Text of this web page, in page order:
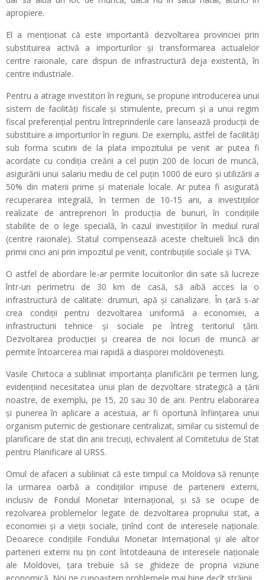
apropiere.
El a menționat că este importantă dezvoltarea provinciei prin
substituirea activă a importurilor și transformarea actualelor
centre raionale, care dispun de infrastructură deja existentă, în
centre industriale.
Pentru a atrage investitori în regiuni, se propune introducerea unui
sistem de facilități fiscale și stimulente, precum și a unui regim
fiscal preferențial pentru întreprinderile care lansează producții de
substituire a importurilor în regiuni. De exemplu, astfel de facilități
sub forma scutirii de la plata impozitului pe venit ar putea fi
acordate cu condiția creării a cel puțin 200 de locuri de muncă,
asigurării unui salariu mediu de cel puțin 1000 de euro și utilizării a
50% din materii prime și materiale locale. Ar putea fi asigurată
recuperarea integrală, în termen de 10-15 ani, a investițiilor
realizate de antreprenori în producția de bunuri, în condițiile
stabilite de o lege specială, în cazul investițiilor în mediul rural
(centre raionale). Statul compensează aceste cheltuieli încă din
primii cinci ani prin impozitul pe venit, contribuțiile sociale și TVA.
O astfel de abordare le-ar permite locuitorilor din sate să lucreze
într-un perimetru de 30 km de casă, să aibă acces la o
infrastructură de calitate: drumuri, apă și canalizare. În țară s-ar
crea condiții pentru dezvoltarea uniformă a economiei, a
infrastructurii tehnice și sociale pe întreg teritoriul țării.
Dezvoltarea producției și crearea de noi locuri de muncă ar
permite întoarcerea mai rapidă a diasporei moldovenești.
Vasile Chirtoca a subliniat importanța planificării pe termen lung,
evidențiind necesitatea unui plan de dezvoltare strategică a țării
noastre, de exemplu, pe 15, 20 sau 30 de ani. Pentru elaborarea
și punerea în aplicare a acestuia, ar fi oportună înființarea unui
organism puternic de gestionare centralizat, similar cu sistemul de
planificare de stat din anii trecuți, echivalent al Comitetului de Stat
pentru Planificare al URSS.
Omul de afaceri a subliniat că este timpul ca Moldova să renunțe
la urmarea oarbă a condițiilor impuse de partenerii externi,
inclusiv de Fondul Monetar Internațional, și să se ocupe de
rezolvarea problemelor legate de dezvoltarea propriului stat, a
economiei și a vieții sociale, ținînd cont de interesele naționale.
Deoarece condițiile Fondului Monetar Internațional și ale altor
parteneri externi nu țin cont întotdeauna de interesele naționale
ale Moldovei, țara trebuie să se ghideze de propria viziune